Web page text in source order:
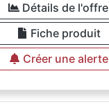
Détails de l'offre
Fiche produit
Créer une alerte